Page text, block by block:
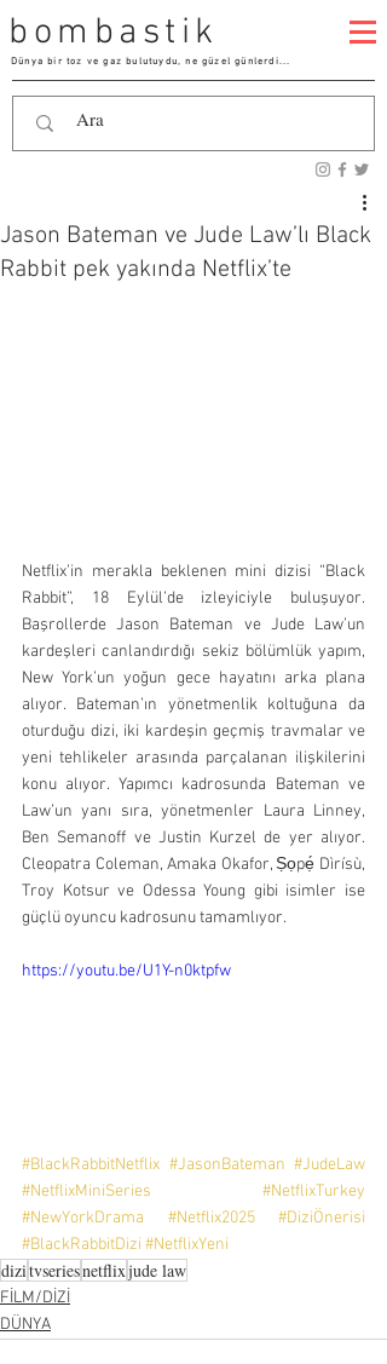
bombastik
Dünya bir toz ve gaz bulutuydu, ne güzel günlerdi...
Jason Bateman ve Jude Law’lı Black
Rabbit pek yakında Netflix’te
Netflix’in merakla beklenen mini dizisi “Black
Rabbit”, 18 Eylül’de izleyiciyle buluşuyor.
Başrollerde Jason Bateman ve Jude Law’un
kardeşleri canlandırdığı sekiz bölümlük yapım,
New York’un yoğun gece hayatını arka plana
alıyor. Bateman’ın yönetmenlik koltuğuna da
oturduğu dizi, iki kardeşin geçmiş travmalar ve
yeni tehlikeler arasında parçalanan ilişkilerini
konu alıyor. Yapımcı kadrosunda Bateman ve
Law’un yanı sıra, yönetmenler Laura Linney,
Ben Semanoff ve Justin Kurzel de yer alıyor.
Cleopatra Coleman, Amaka Okafor, Ṣọpẹ́ Dìrísù,
Troy Kotsur ve Odessa Young gibi isimler ise
güçlü oyuncu kadrosunu tamamlıyor.
https://youtu.be/U1Y-n0ktpfw
#BlackRabbitNetflix #JasonBateman #JudeLaw
#NetflixMiniSeries
#NetflixTurkey
#NewYorkDrama
#Netflix2025
#DiziÖnerisi
#BlackRabbitDizi #NetflixYeni
dizitvseriesnetflixjude law
FİLM/DİZİ
DÜNYA